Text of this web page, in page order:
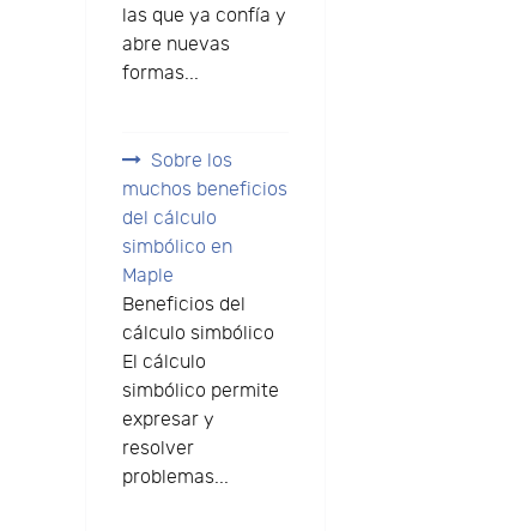
las que ya confía y
abre nuevas
formas...
Sobre los
muchos beneficios
del cálculo
simbólico en
Maple
Beneficios del
cálculo simbólico
El cálculo
simbólico permite
expresar y
resolver
problemas...